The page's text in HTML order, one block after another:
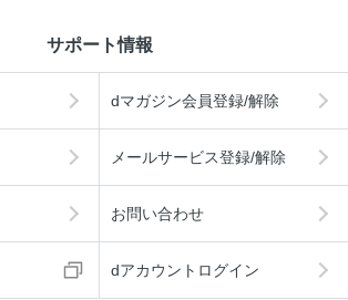
サポート情報
dマガジン会員登録/解除
メールサービス登録/解除
お問い合わせ
dアカウントログイン